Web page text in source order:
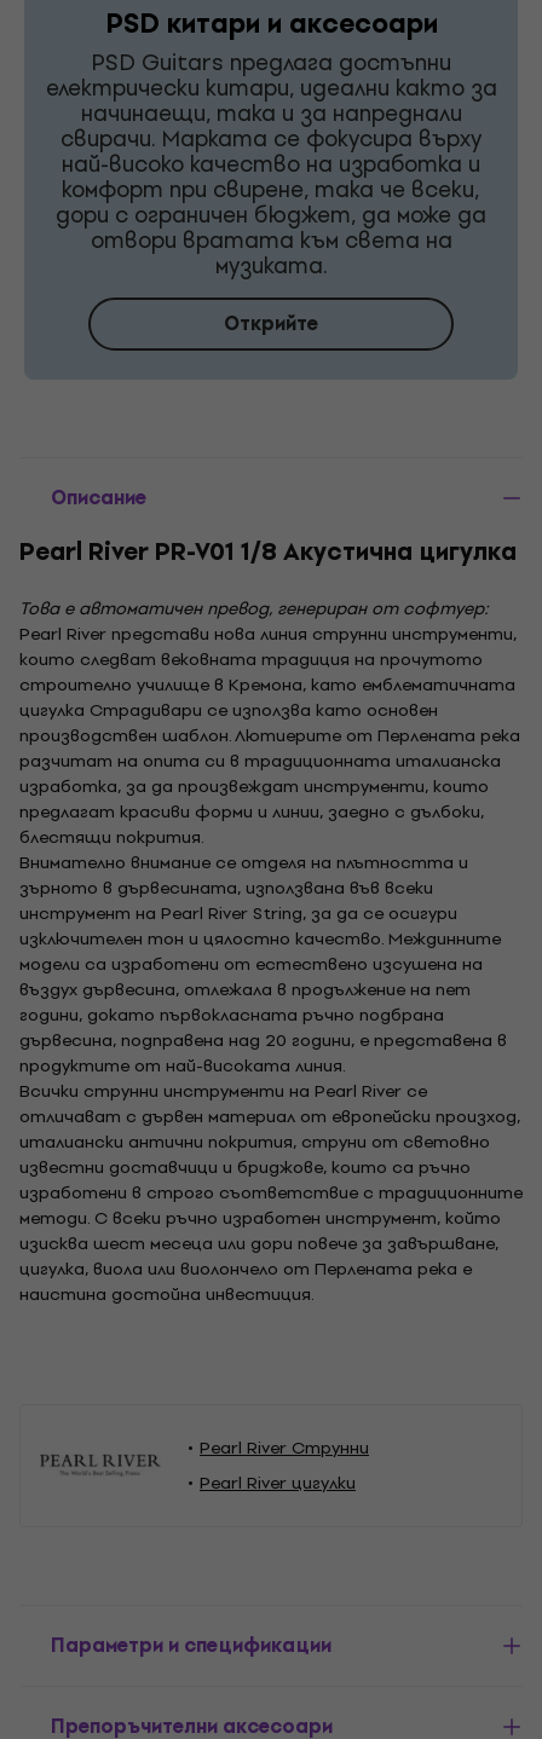
PSD китари и аксесоари
PSD Guitars предлага достъпни
електрически китари, идеални както за
начинаещи, така и за напреднали
свирачи. Марката се фокусира върху
най-високо качество на изработка и
комфорт при свирене, така че всеки,
дори с ограничен бюджет, да може да
отвори вратата към света на
музиката.
Открийте
Описание
Pearl River PR-V01 1/8 Акустична цигулка
Това е автоматичен превод, генериран от софтуер:
Pearl River представи нова линия струнни инструменти,
които следват вековната традиция на прочутото
строително училище в Кремона, като емблематичната
цигулка Страдивари се използва като основен
производствен шаблон. Лютиерите от Перлената река
разчитат на опита си в традиционната италианска
изработка, за да произвеждат инструменти, които
предлагат красиви форми и линии, заедно с дълбоки,
блестящи покрития.
Внимателно внимание се отделя на плътността и
зърното в дървесината, използвана във всеки
инструмент на Pearl River String, за да се осигури
изключителен тон и цялостно качество. Междинните
модели са изработени от естествено изсушена на
въздух дървесина, отлежала в продължение на пет
години, докато първокласната ръчно подбрана
дървесина, подправена над 20 години, е представена в
продуктите от най-високата линия.
Всички струнни инструменти на Pearl River се
отличават с дървен материал от европейски произход,
италиански антични покрития, струни от световно
известни доставчици и бриджове, които са ръчно
изработени в строго съответствие с традиционните
методи. С всеки ръчно изработен инструмент, който
изисква шест месеца или дори повече за завършване,
цигулка, виола или виолончело от Перлената река е
наистина достойна инвестиция.
Pearl River Струнни
Pearl River цигулки
Параметри и спецификации
Препоръчителни аксесоари